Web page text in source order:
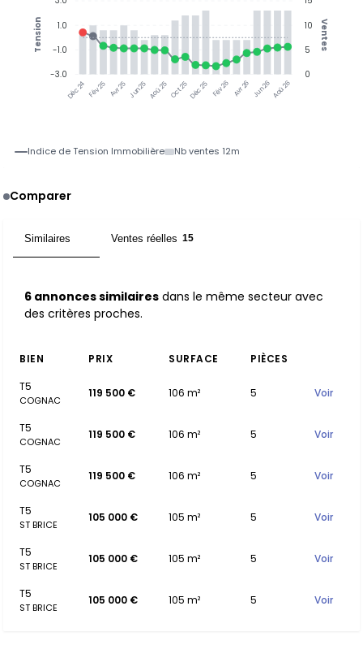
Déc 24 Fév 25 Avr 25 Jun 25 Aoû 25Oct 25Déc 25 Fév 26 Avr 26 Jun 26 Aoû 26
10
5
0
Ventes
1.0
-1.0
-3.0
Tension
Indice de Tension Immobilière Nb ventes 12m
Comparer
Similaires Ventes réelles 15
6 annonces similaires dans le même secteur avec
des critères proches.
BIEN PRIX SURFACE
PIÈCES
T5
COGNAC
119 500 € 106 m² 5 Voir
T5
COGNAC
119 500 € 106 m² 5 Voir
T5
COGNAC
119 500 € 106 m² 5 Voir
T5
ST BRICE
105 000 € 105 m² 5 Voir
T5
ST BRICE
105 000 € 105 m² 5 Voir
T5
ST BRICE
105 000 € 105 m² 5 Voir